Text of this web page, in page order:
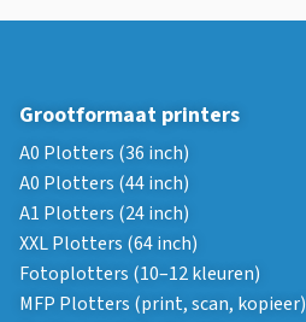
Grootformaat printers
A0 Plotters (36 inch)
A0 Plotters (44 inch)
A1 Plotters (24 inch)
XXL Plotters (64 inch)
Fotoplotters (10–12 kleuren)
MFP Plotters (print, scan, kopieer)